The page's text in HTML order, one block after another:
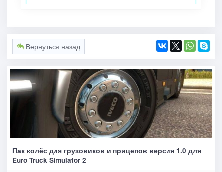
Вернуться назад
Пак колёс для грузовиков и прицепов версия 1.0 для
Euro Truck Simulator 2